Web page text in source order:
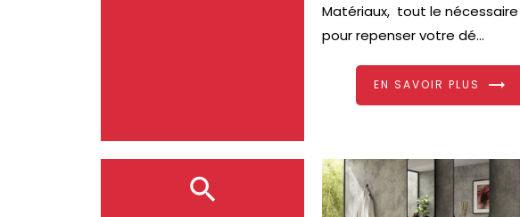
Matériaux, tout le nécessaire
pour repenser votre dé...
EN SAVOIR PLUS